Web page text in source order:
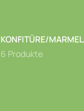
KONFITÜRE/
6 Produkte